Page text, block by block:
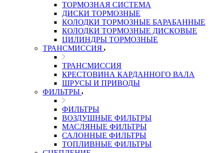
ТОРМОЗНАЯ СИСТЕМА
ДИСКИ ТОРМОЗНЫЕ
КОЛОДКИ ТОРМОЗНЫЕ БАРАБАННЫЕ
КОЛОДКИ ТОРМОЗНЫЕ ДИСКОВЫЕ
ЦИЛИНДРЫ ТОРМОЗНЫЕ
ТРАНСМИССИЯ
ТРАНСМИССИЯ
КРЕСТОВИНА КАРДАННОГО ВАЛА
ШРУСЫ И ПРИВОДЫ
ФИЛЬТРЫ
ФИЛЬТРЫ
ВОЗДУШНЫЕ ФИЛЬТРЫ
МАСЛЯНЫЕ ФИЛЬТРЫ
САЛОННЫЕ ФИЛЬТРЫ
ТОПЛИВНЫЕ ФИЛЬТРЫ